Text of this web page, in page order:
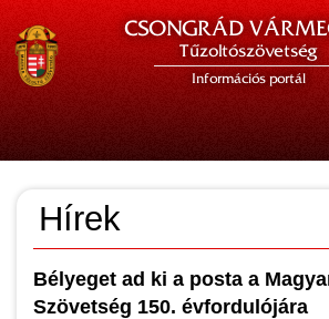
CSONGRÁD
Tűzoltószövetség
Információs portál
Hírek
Bélyeget ad ki a posta a
Szövetség 150. évfordulójára